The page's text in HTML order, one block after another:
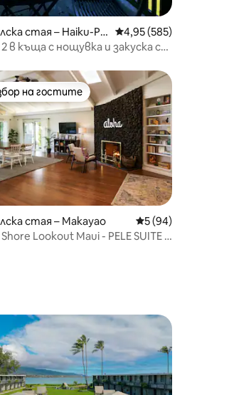
от 5, 57 отзива
стая – Haiku-Pa
Средна оценка: 4,95
4,95 (585)
в къща с нощувка и закуска с
от 5, 107 отзива
избор на гостите
на гостите
стая – Макауао Средна оценка:
5 (94)
Lookout Maui - PELE SUITE -